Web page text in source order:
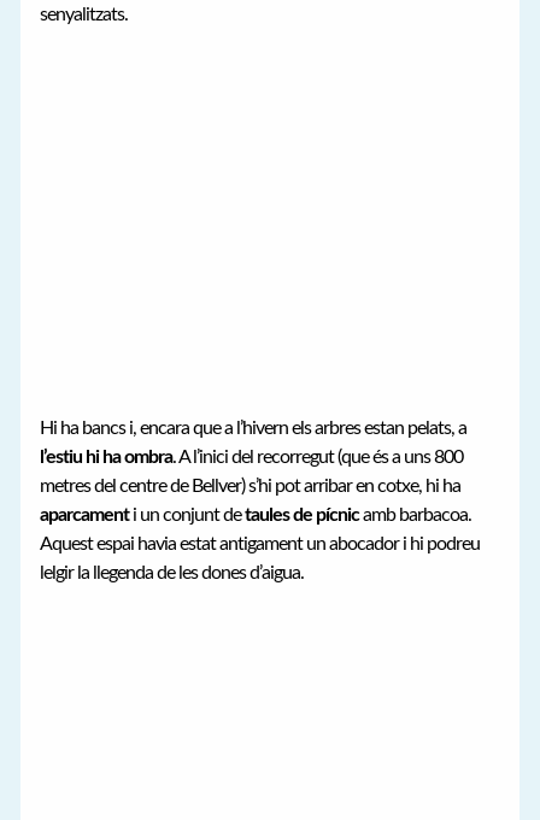
senyalitzats.
Hi ha bancs i, encara que a l’hivern els arbres estan pelats, a
l’estiu hi ha ombra. A l’inici del recorregut (que és a uns 800
metres del centre de Bellver) s’hi pot arribar en cotxe, hi ha
aparcamenti un conjunt detaules de pícnicamb barbacoa.
Aquest espai havia estat antigament un abocador i hi podreu
lelgir la llegenda de les dones d’aigua.